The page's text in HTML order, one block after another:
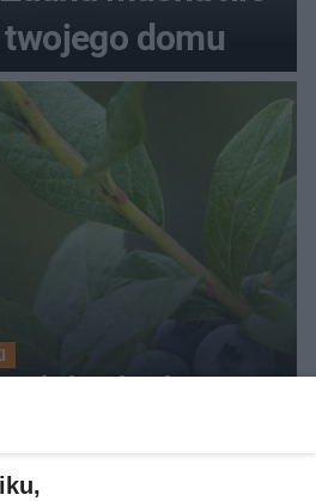
domu
borówek, a za
obfite